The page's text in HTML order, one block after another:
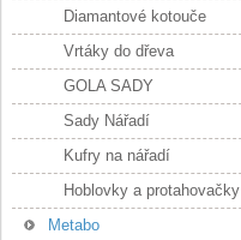
Diamantové kotouče
Vrtáky do dřeva
GOLA SADY
Sady Nářadí
Kufry na nářadí
Hoblovky a protahovačky
Metabo